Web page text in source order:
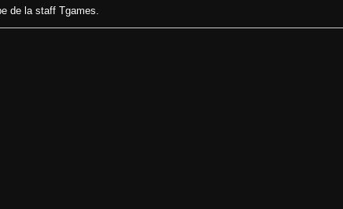
de la staff Tgames.